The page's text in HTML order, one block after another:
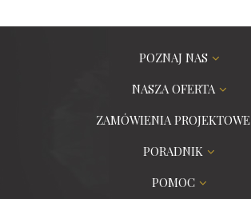
POZNAJ NAS
NASZA OFERTA
ZAMÓWIENIA PROJEKTOWE
PORADNIK
POMOC